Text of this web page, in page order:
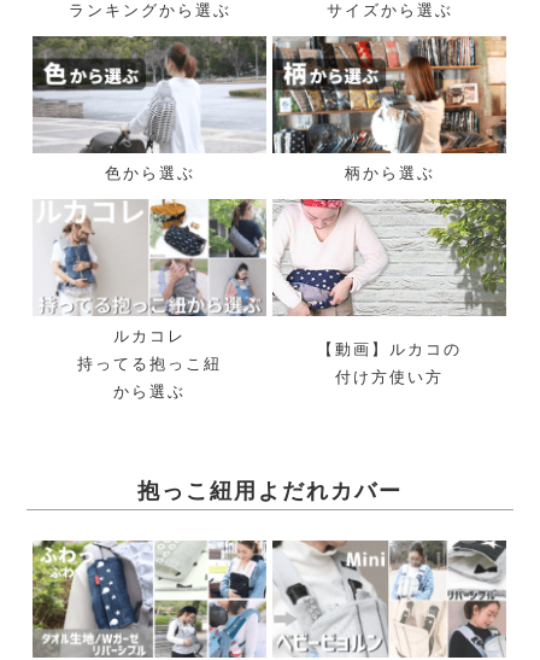
ランキングから選ぶ サイズから選ぶ
色から選ぶ 柄から選ぶ
ルカコレ
持ってる抱っこ紐
から選ぶ
【動画】ルカコの
付け方使い方
抱っこ紐用よだれカバー